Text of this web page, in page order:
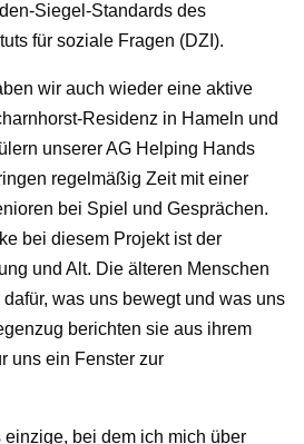
Siegel-Standards des
für soziale Fragen (DZI).
wir auch wieder eine aktive
Residenz in Hameln und
unserer AG Helping Hands
regelmäßig Zeit mit einer
bei Spiel und Gesprächen.
bei diesem Projekt ist der
und Alt. Die älteren Menschen
was uns bewegt und was uns
berichten sie aus ihrem
uns ein Fenster zur
einzige, bei dem ich mich über